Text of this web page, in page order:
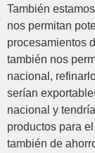
También
nos permitan
procesamientos
también nos
nacional,
serían
nacional y
productos para
también de